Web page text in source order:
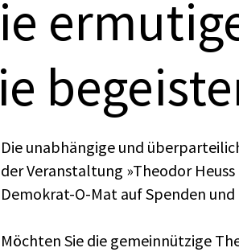
Die unabhängige und
der Veranstaltung »Theodor
Demokrat-O-Mat auf Spenden
Möchten Sie die gemeinnützige